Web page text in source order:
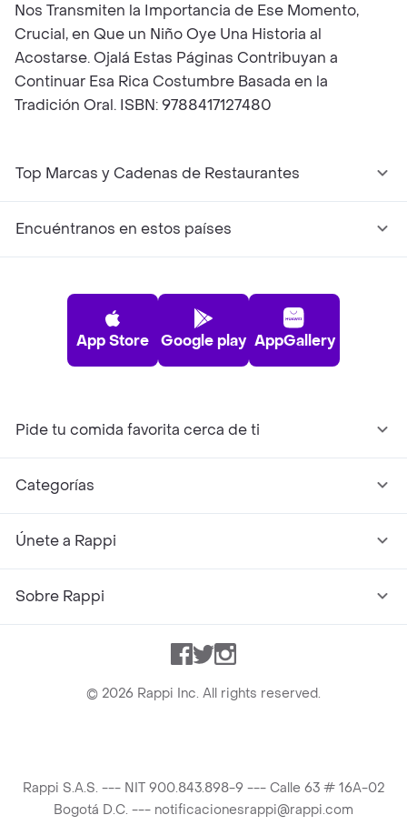
Nos Transmiten la Importancia de Ese Momento,
Crucial, en Que un Niño Oye Una Historia al
Acostarse. Ojalá Estas Páginas Contribuyan a
Continuar Esa Rica Costumbre Basada en la
Tradición Oral. ISBN: 9788417127480
Top Marcas y Cadenas de Restaurantes
Encuéntranos en estos países
App Store Google play AppGallery
Pide tu comida favorita cerca de ti
Categorías
Únete a Rappi
Sobre Rappi
Facebook
TwitterInstagram
© 2026 Rappi Inc. All rights reserved.
Rappi S.A.S. --- NIT 900.843.898-9 --- Calle 63 # 16A-02
Bogotá D.C. --- notificacionesrappi@rappi.com